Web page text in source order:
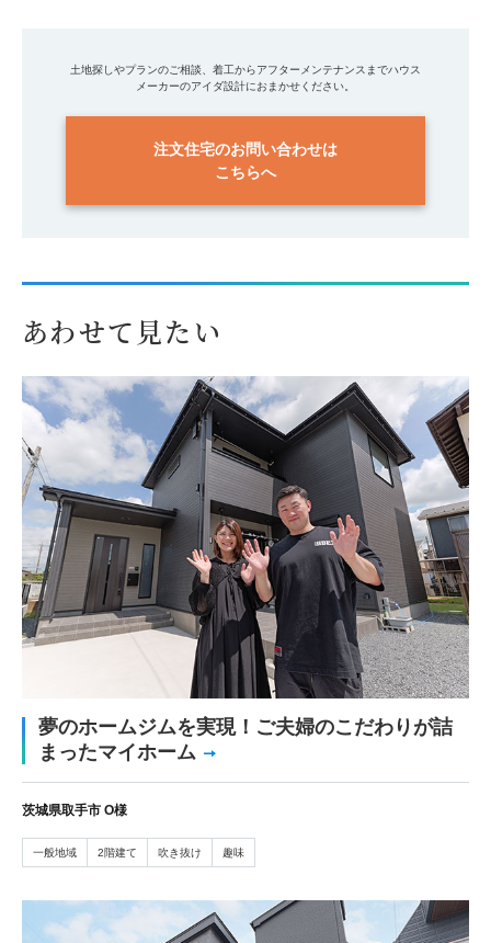
土地探しやプランのご相談、着工からアフターメンテナンスまでハウス
メーカーのアイダ設計におまかせください。
注文住宅のお問い合わせは
こちらへ
あわせて見たい
夢のホームジムを実現！ご夫婦のこだわりが詰
まったマイホーム
茨城県取手市 O様
一般地域 2階建て 吹き抜け 趣味